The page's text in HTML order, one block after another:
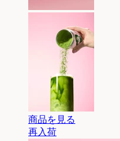
商品を見る
再入荷